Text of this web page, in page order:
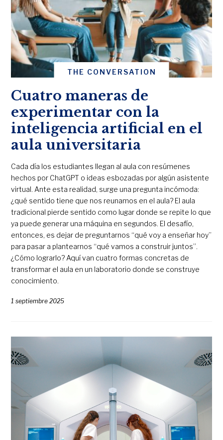
THE CONVERSATION
Cuatro maneras de
experimentar con la
inteligencia artificial en el
aula universitaria
Cada día los estudiantes llegan al aula con resúmenes
hechos por ChatGPT o ideas esbozadas por algún asistente
virtual. Ante esta realidad, surge una pregunta incómoda:
¿qué sentido tiene que nos reunamos en el aula? El aula
tradicional pierde sentido como lugar donde se repite lo que
ya puede generar una máquina en segundos. El desafío,
entonces, es dejar de preguntarnos “qué voy a enseñar hoy”
para pasar a plantearnos “qué vamos a construir juntos”.
¿Cómo lograrlo? Aquí van cuatro formas concretas de
transformar el aula en un laboratorio donde se construye
conocimiento.
1 septiembre 2025